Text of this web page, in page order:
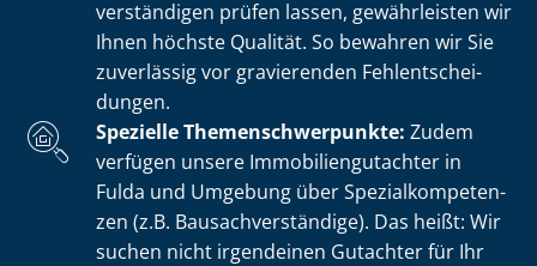
ver­stän­di­gen prüfen lassen, gewährleisten wir
Ihnen höchste Qualität. So bewahren wir Sie
zuverlässig vor gravierenden Fehl­ent­schei­
dun­gen.
Spezielle The­men­schwer­punk­te: Zudem
verfügen unsere Im­mo­bi­li­en­gut­ach­ter in
Fulda und Umgebung über Spe­zi­al­kom­pe­ten­
zen (z.B. Bau­sach­ver­stän­di­ge). Das heißt: Wir
suchen nicht irgendeinen Gutachter für Ihr